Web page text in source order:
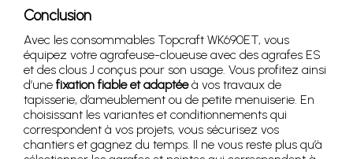
Conclusion
Avec les consommables Topcraft WK690ET, vous
équipez votre agrafeuse-cloueuse avec des agrafes ES
et des clous J conçus pour son usage. Vous profitez ainsi
d’une fixation fiable et adaptéeà vos travaux de
tapisserie, d’ameublement ou de petite menuiserie. En
choisissant les variantes et conditionnements qui
correspondent à vos projets, vous sécurisez vos
chantiers et gagnez du temps. Il ne vous reste plus qu’à